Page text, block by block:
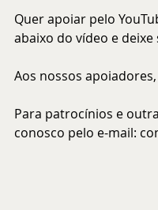
Quer apoiar pelo
abaixo do vídeo e deixe
Aos nossos
Para patrocínios e
conosco pelo e-mail: